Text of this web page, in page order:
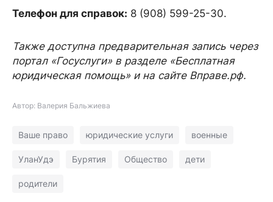
Телефон для справок: 8 (908) 599-25-30.
Также доступна предварительная запись через
портал «Госуслуги» в разделе «Бесплатная
юридическая помощь» и на сайте Вправе.рф.
Автор: Валерия Бальжиева
Ваше право юридические услуги военные
УланУдэ Бурятия Общество дети
родители